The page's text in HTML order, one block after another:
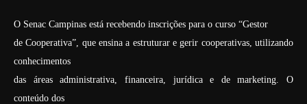
O Senac Campinas está recebendo inscrições para o curso “Gestor
de Cooperativa”, que ensina a estruturar e gerir cooperativas, utilizando
conhecimentos
das áreas administrativa, financeira, jurídica e de marketing. O
conteúdo dos